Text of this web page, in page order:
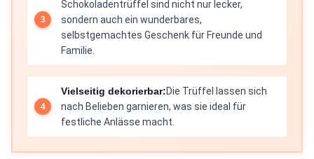
Schokoladentrüffel sind nicht nur lecker,
sondern auch ein wunderbares,
selbstgemachtes Geschenk für Freunde und
Familie.
Vielseitig dekorierbar:Die Trüffel lassen sich
nach Belieben garnieren, was sie ideal für
festliche Anlässe macht.